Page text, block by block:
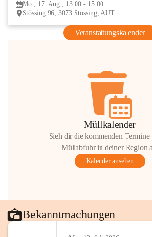
Mo., 17. Aug., 13:00 - 15:00
Stössing 96, 3073 Stössing, AUT
Veranstaltungskalender
Müllkalender
Sieh dir die kommenden Termine
Müllabfuhr in deiner Region
Kalender ansehen
Bekanntmachungen